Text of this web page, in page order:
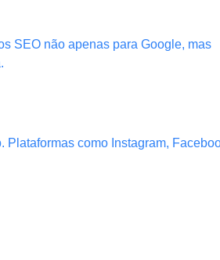
SEO não apenas para Google, mas
como Instagram,